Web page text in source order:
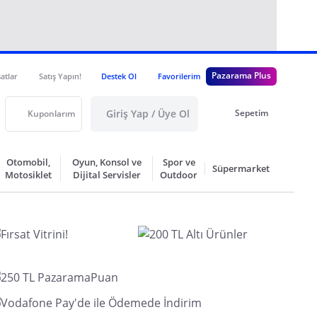
Satış Yapın! Destek Ol Favorilerim Pazarama Plus
Kuponlarım Giriş Yap / Üye Ol Sepetim
Otomobil,
Motosiklet
Oyun, Konsol ve
Dijital Servisler
Spor ve
Outdoor
Süpermarket